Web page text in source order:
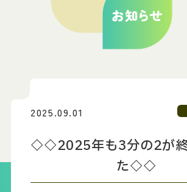
2025.09.01
◇◇2025年も3分の2が
た◇◇